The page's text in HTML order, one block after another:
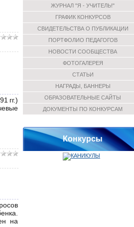
гг.)
на
ЖУРНАЛ "Я - УЧИТЕЛЬ!"
ГРАФИК КОНКУРСОВ
СВИДЕТЕЛЬСТВА О ПУБЛИКАЦИИ
ПОРТФОЛИО ПЕДАГОГОВ
НОВОСТИ СООБЩЕСТВА
ФОТОГАЛЕРЕЯ
СТАТЬИ
НАГРАДЫ, БАННЕРЫ
ОБРАЗОВАТЕЛЬНЫЕ САЙТЫ
ДОКУМЕНТЫ ПО КОНКУРСАМ
Конкурсы